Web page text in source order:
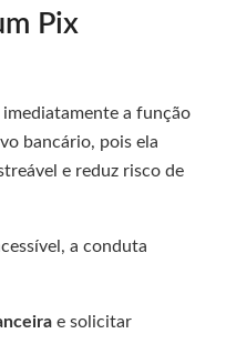
Pix
a função
bancário, pois ela
e reduz risco de
a conduta
e solicitar